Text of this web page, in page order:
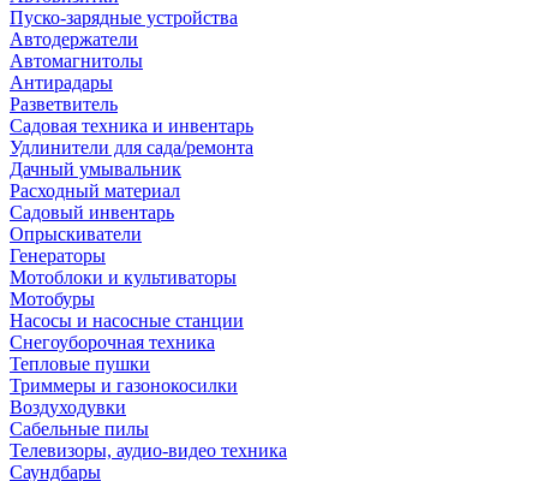
Пуско-зарядные устройства
Автодержатели
Автомагнитолы
Антирадары
Разветвитель
Садовая техника и инвентарь
Удлинители для сада/ремонта
Дачный умывальник
Расходный материал
Садовый инвентарь
Опрыскиватели
Генераторы
Мотоблоки и культиваторы
Мотобуры
Насосы и насосные станции
Снегоуборочная техника
Тепловые пушки
Триммеры и газонокосилки
Воздуходувки
Сабельные пилы
Телевизоры, аудио-видео техника
Саундбары